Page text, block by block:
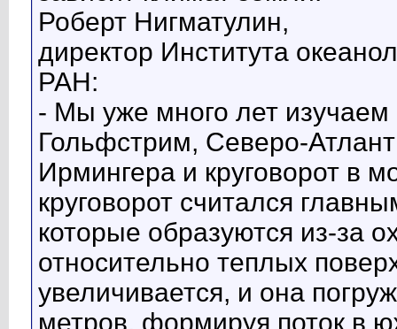
Роберт Нигматулин,
директор Института
РАН:
- Мы уже много лет
Гольфстрим, Северо-
Ирмингера и круговорот в
круговорот считался
которые образуются из-за
относительно теплых
увеличивается, и она
метров, формируя поток в